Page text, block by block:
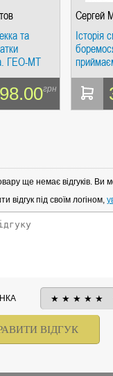
ВИЗНАЧЕННЯХ,
та
ГЕО-МТ
грн
Сергей
Історія
ще немає відгуків.
відгук під своїм логіном,